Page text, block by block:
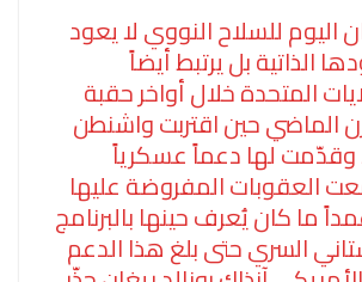
للسلاح النووي لا يعود
الذاتية بل يرتبط أيضاً
المتحدة خلال أواخر حقبة
الماضي حين اقتربت واشنطن
وقدّمت لها دعماً عسكرياً
العقوبات المفروضة عليها
ما كان يُعرف حينها بالبرنامج
السري حتى بلغ هذا الدعم